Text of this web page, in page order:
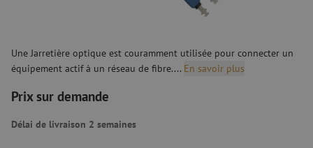
Une Jarretière optique est couramment utilisée pour connecter un
équipement actif à un réseau de fibre.... En savoir plus
Prix sur demande
Délai de livraison 2 semaines